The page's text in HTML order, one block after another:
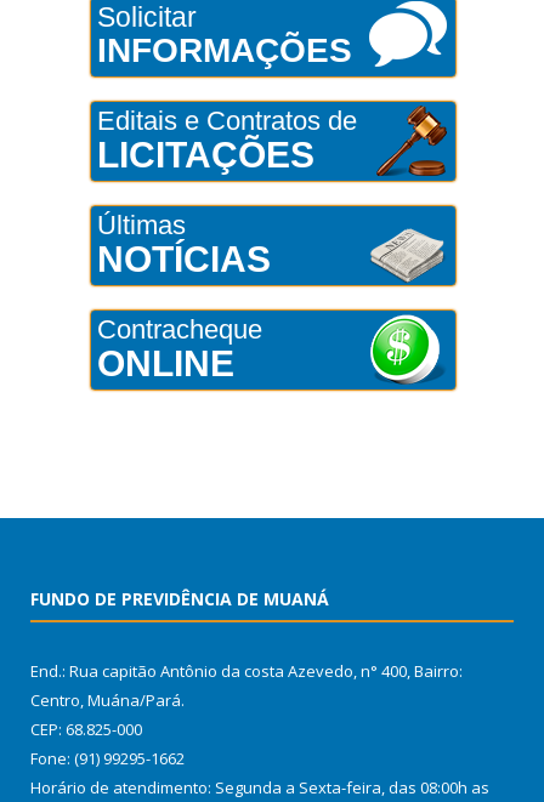
Solicitar
INFORMAÇÕES
Editais e Contratos de
LICITAÇÕES
Últimas
NOTÍCIAS
Contracheque
ONLINE
FUNDO DE PREVIDÊNCIA DE MUANÁ
End.: Rua capitão Antônio da costa Azevedo, n° 400, Bairro:
Centro, Muána/Pará.
CEP: 68.825-000
Fone: (91) 99295-1662
Horário de atendimento: Segunda a Sexta-feira, das 08:00h as